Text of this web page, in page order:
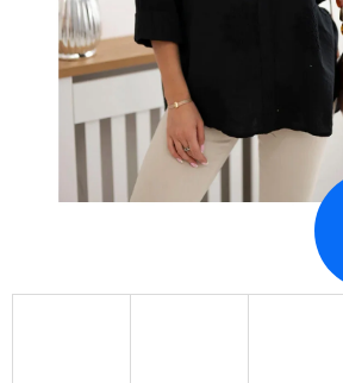
DÁMSKÁ BAVLNĚNO-LNĚNÁ MIKINA S
KAPUCÍ UB-MARENIA
Původně:1 199 Kč